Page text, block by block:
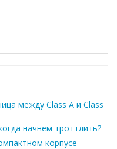
между Class A и Class
начнем троттлить?
корпусе